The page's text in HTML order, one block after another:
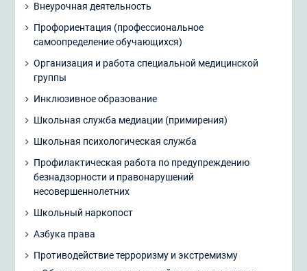
Внеурочная деятельность
Профориентация (профессиональное
самоопределение обучающихся)
Организация и работа специальной медицинской
группы
Инклюзивное образование
Школьная служба медиации (примирения)
Школьная психологическая служба
Профилактическая работа по предупреждению
безнадзорности и правонарушений
несовершеннолетних
Школьный наркопост
Азбука права
Противодействие терроризму и экстремизму